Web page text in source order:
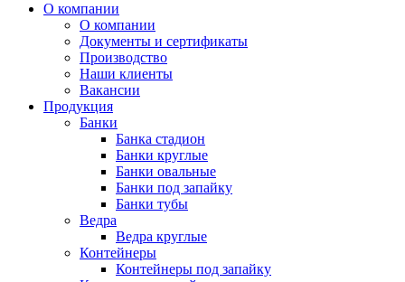
О компании
О компании
Документы и сертификаты
Производство
Наши клиенты
Вакансии
Продукция
Банки
Банка стадион
Банки круглые
Банки овальные
Банки под запайку
Банки тубы
Ведра
Ведра круглые
Контейнеры
Контейнеры под запайку